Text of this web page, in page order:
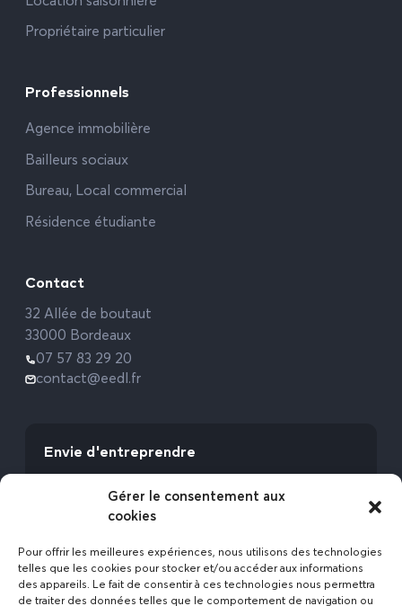
Gérer le consentement aux
cookies
Pour offrir les meilleures expériences, nous utilisons des technologies
telles que les cookies pour stocker et/ou accéder aux informations
des appareils. Le fait de consentir à ces technologies nous permettra
de traiter des données telles que le comportement de navigation ou
Propriétaire particulier
Professionnels
Agence immobilière
Bailleurs sociaux
Bureau, Local commercial
Résidence étudiante
Contact
32 Allée de boutaut
33000 Bordeaux
07 57 83 29 20
contact@eedl.fr
Envie d'entreprendre
avec l’Expert Etat des Lieux !
Rejoignez-nous